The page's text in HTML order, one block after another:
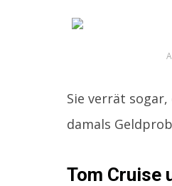
Sie verrät
damals
Tom Cruise